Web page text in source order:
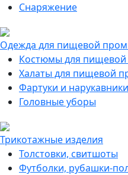
Снаряжение
Одежда для пищевой
Костюмы для
Халаты для пищевой
Фартуки и нарукавники
Головные уборы
Трикотажные изделия
Толстовки, свитшоты
Футболки, рубашки-